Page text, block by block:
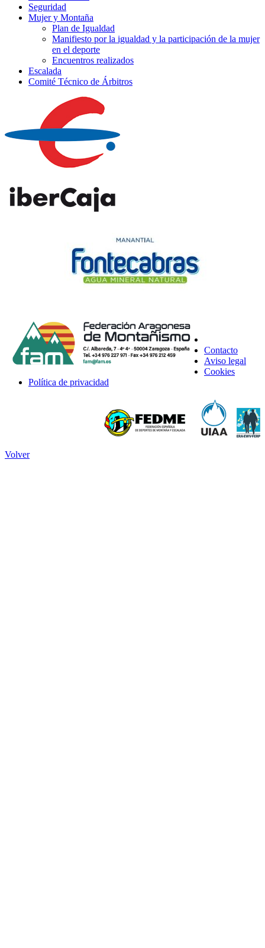
Seguridad
Mujer y Montaña
Plan de Igualdad
Manifiesto por la igualdad y la participación de la mujer
en el deporte
Encuentros realizados
Escalada
Comité Técnico de Árbitros
Contacto
Aviso legal
Cookies
Política de privacidad
Volver